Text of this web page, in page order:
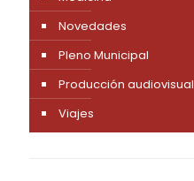
Novedades
Pleno Municipal
Producción audiovisual
Viajes